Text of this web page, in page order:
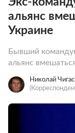
альянс
Украине
Бывший
альянс
Николай